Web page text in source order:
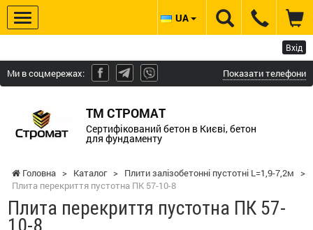
Вхід
Ми в соцмережах: Показати телефони
ТМ СТРОМАТ
Сертифікований бетон в Києві, бетон
для фундаменту
UA
Головна > Каталог > Плити залізобетонні пустотні L=1,9-7,2м
>
Плита перекриття пустотна ПК 57-10-8
Плита перекриття пустотна ПК 57-
10-8